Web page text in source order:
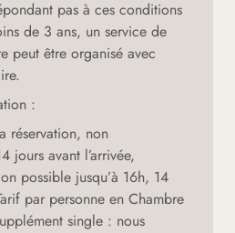
pas à ces conditions
de 3 ans, un service de
peut être organisé avec
:
réservation, non
jours avant l’arrivée,
possible jusqu’à 16h, 14
par personne en Chambre
single : nous